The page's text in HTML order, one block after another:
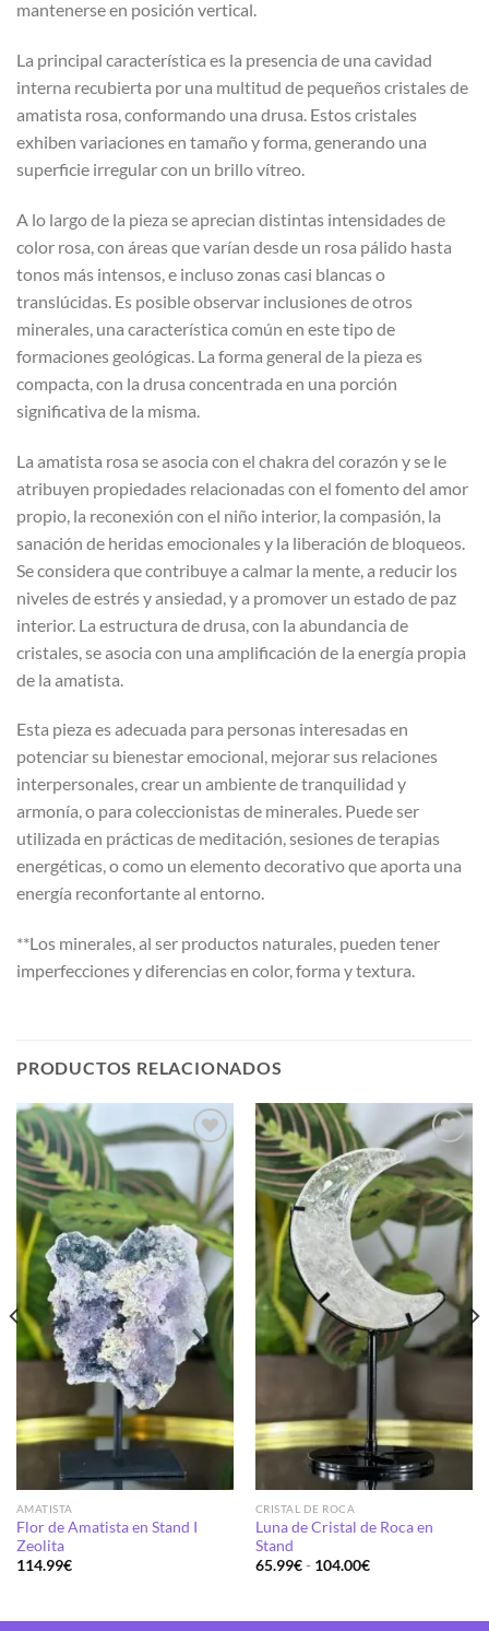
mantenerse en posición vertical.
La principal característica es la presencia de una cavidad
interna recubierta por una multitud de pequeños cristales de
amatista rosa, conformando una drusa. Estos cristales
exhiben variaciones en tamaño y forma, generando una
superficie irregular con un brillo vítreo.
A lo largo de la pieza se aprecian distintas intensidades de
color rosa, con áreas que varían desde un rosa pálido hasta
tonos más intensos, e incluso zonas casi blancas o
translúcidas. Es posible observar inclusiones de otros
minerales, una característica común en este tipo de
formaciones geológicas. La forma general de la pieza es
compacta, con la drusa concentrada en una porción
significativa de la misma.
La amatista rosa se asocia con el chakra del corazón y se le
atribuyen propiedades relacionadas con el fomento del amor
propio, la reconexión con el niño interior, la compasión, la
sanación de heridas emocionales y la liberación de bloqueos.
Se considera que contribuye a calmar la mente, a reducir los
niveles de estrés y ansiedad, y a promover un estado de paz
interior. La estructura de drusa, con la abundancia de
cristales, se asocia con una amplificación de la energía propia
de la amatista.
Esta pieza es adecuada para personas interesadas en
potenciar su bienestar emocional, mejorar sus relaciones
interpersonales, crear un ambiente de tranquilidad y
armonía, o para coleccionistas de minerales. Puede ser
utilizada en prácticas de meditación, sesiones de terapias
energéticas, o como un elemento decorativo que aporta una
energía reconfortante al entorno.
**Los minerales, al ser productos naturales, pueden tener
imperfecciones y diferencias en color, forma y textura.
PRODUCTOS RELACIONADOS
Añadir
a la
lista de
deseos
AMATISTA
Flor de Amatista en Stand I
Zeolita
114.99€
Añadir
a la
lista de
deseos
CRISTAL DE ROCA
Luna de Cristal de Roca en
Stand
65.99€ - 104.00€Rango
65.99€